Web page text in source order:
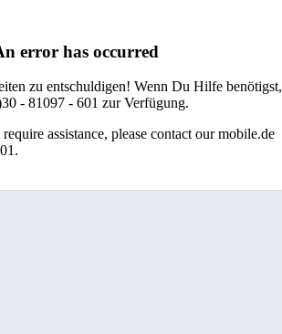
error has occurred
zu entschuldigen! Wenn Du Hilfe benötigst,
- 81097 - 601 zur Verfügung.
assistance, please contact our mobile.de